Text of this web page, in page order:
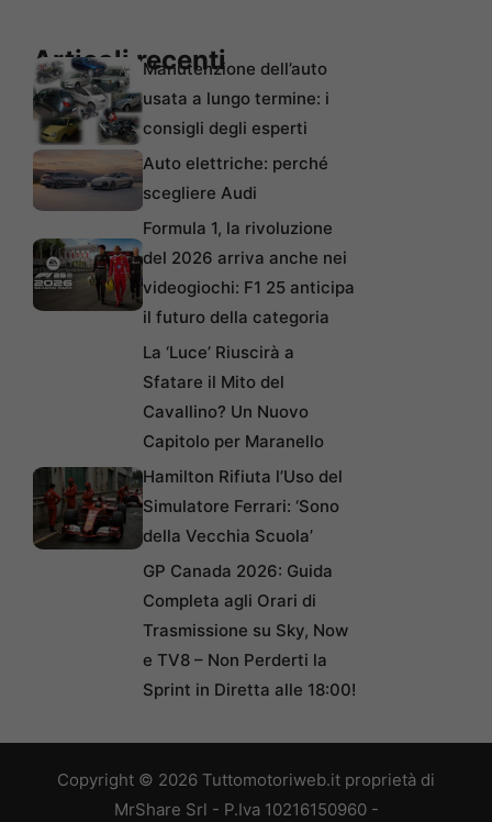
Articoli recentiManutenzione dell’auto
usata a lungo termine: i
consigli degli esperti
Auto elettriche: perché
scegliere Audi
Formula 1, la rivoluzione
del 2026 arriva anche nei
videogiochi: F1 25 anticipa
il futuro della categoria
La ‘Luce’ Riuscirà a
Sfatare il Mito del
Cavallino? Un Nuovo
Capitolo per Maranello
Hamilton Rifiuta l’Uso del
Simulatore Ferrari: ‘Sono
della Vecchia Scuola’
GP Canada 2026: Guida
Completa agli Orari di
Trasmissione su Sky, Now
e TV8 – Non Perderti la
Sprint in Diretta alle 18:00!
Copyright © 2026 Tuttomotoriweb.it proprietà di
MrShare Srl - P.Iva 10216150960 -